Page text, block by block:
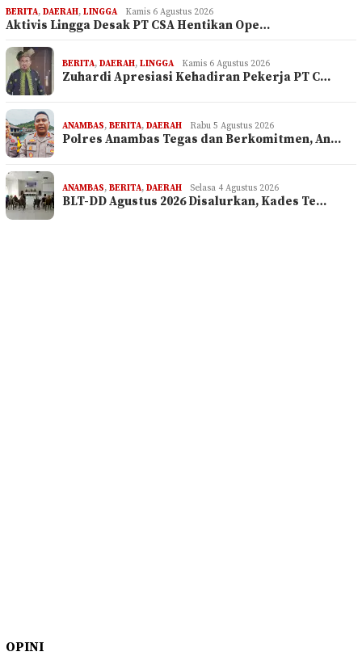
BERITA, DAERAH, LINGGA Kamis 6 Agustus 2026
Aktivis Lingga Desak PT CSA Hentikan Ope…
BERITA, DAERAH, LINGGA Kamis 6 Agustus 2026
Zuhardi Apresiasi Kehadiran Pekerja PT C…
ANAMBAS, BERITA, DAERAH Rabu 5 Agustus 2026
Polres Anambas Tegas dan Berkomitmen, An…
ANAMBAS, BERITA, DAERAH Selasa 4 Agustus 2026
BLT-DD Agustus 2026 Disalurkan, Kades Te…
OPINI